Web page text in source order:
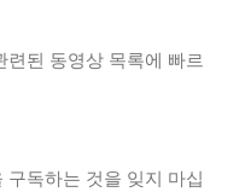
련된 동영상 목록에 빠르
구독하는 것을 잊지 마십